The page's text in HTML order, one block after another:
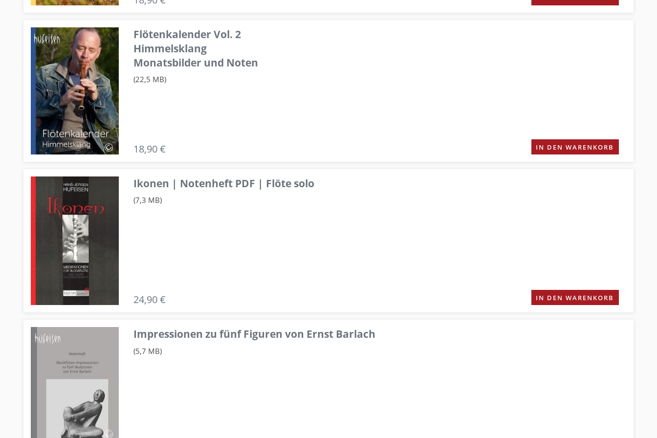
Flötenkalender Vol. 2
Himmelsklang
Monatsbilder und Noten
(22,5 MB)
18,90 € IN DEN WARENKORB
Ikonen | Notenheft PDF | Flöte solo
(7,3 MB)
24,90 € IN DEN WARENKORB
Impressionen zu fünf Figuren von Ernst Barlach
(5,7 MB)